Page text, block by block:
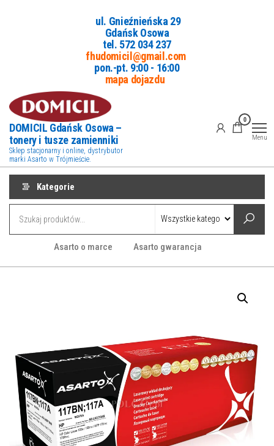
ul. Gnieźnieńska 29
Gdańsk Osowa
tel. 572 034 237
fhudomicil@gmail.com
pon.-pt. 9:00 - 16:00
mapa dojazdu
DOMICIL Gdańsk Osowa –
tonery i tusze zamienniki
Sklep stacjonarny i online, dystrybutor
marki Asarto w Trójmieście.
0
Menu
Kategorie
Asarto o marce Asarto gwarancja